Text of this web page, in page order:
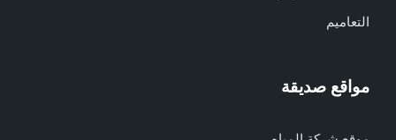
التعاميم
مواقع صديقة